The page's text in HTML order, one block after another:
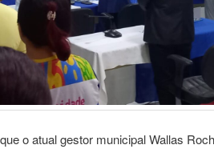
o atual gestor municipal Wallas